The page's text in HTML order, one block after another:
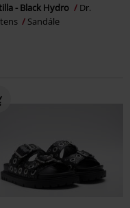
- Black Hydro
Dr.
Sandále